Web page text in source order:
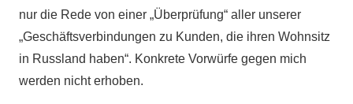
nur die Rede von einer „Überprüfung“ aller unserer
„Geschäftsverbindungen zu Kunden, die ihren Wohnsitz
in Russland haben“. Konkrete Vorwürfe gegen mich
werden nicht erhoben.